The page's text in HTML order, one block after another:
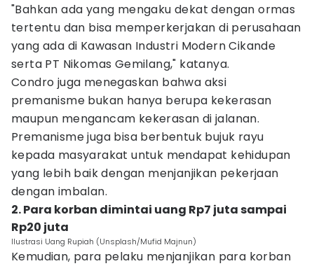
"Bahkan ada yang mengaku dekat dengan ormas
tertentu dan bisa memperkerjakan di perusahaan
yang ada di Kawasan Industri Modern Cikande
serta PT Nikomas Gemilang," katanya.
Condro juga menegaskan bahwa aksi
premanisme bukan hanya berupa kekerasan
maupun mengancam kekerasan di jalanan.
Premanisme juga bisa berbentuk bujuk rayu
kepada masyarakat untuk mendapat kehidupan
yang lebih baik dengan menjanjikan pekerjaan
dengan imbalan.
2. Para korban dimintai uang Rp7 juta sampai
Rp20 juta
Ilustrasi Uang Rupiah (Unsplash/Mufid Majnun)
Kemudian, para pelaku menjanjikan para korban